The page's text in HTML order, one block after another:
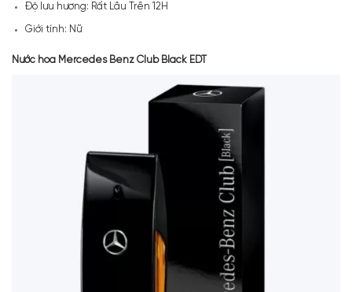
Độ lưu hương: Rất Lâu Trên 12H
Giới tính: Nữ
Nước hoa Mercedes Benz Club Black EDT